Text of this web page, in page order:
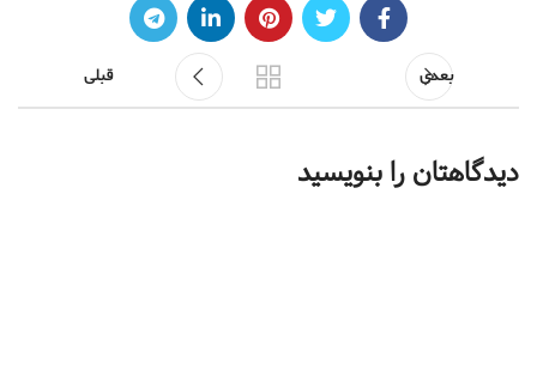
بعدی قبلی
دیدگاهتان را بنویسید